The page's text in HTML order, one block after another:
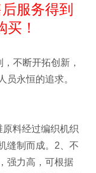
服务得到
！
不断开拓创新，
员永恒的追求。
料经过编织机织
缝制而成。2、不
强力高，可根据